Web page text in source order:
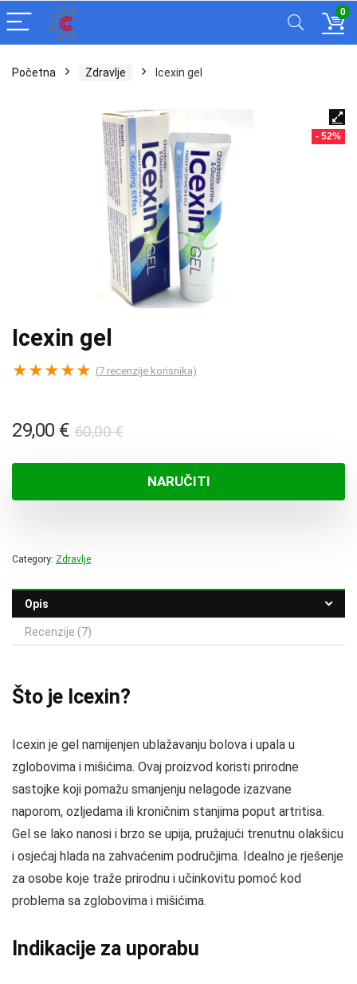
0
Početna Zdravlje Icexin gel
- 52%
Icexin gel
★★★★★ (7 recenzije korisnika)
60,00€Izvorna
bila
je:
29,00 €
Trenutna
29,00 €.
NARUČITI
Category: Zdravlje
Opis
Recenzije (7)
Što je Icexin?
Icexin je gel namijenjen ublažavanju bolova i upala u
zglobovima i mišićima. Ovaj proizvod koristi prirodne
sastojke koji pomažu smanjenju nelagode izazvane
naporom, ozljedama ili kroničnim stanjima poput artritisa.
Gel se lako nanosi i brzo se upija, pružajući trenutnu olakšicu
i osjećaj hlada na zahvaćenim područjima. Idealno je rješenje
za osobe koje traže prirodnu i učinkovitu pomoć kod
problema sa zglobovima i mišićima.
Indikacije za uporabu